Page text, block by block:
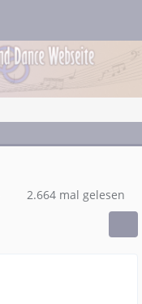
2.664 mal gelesen